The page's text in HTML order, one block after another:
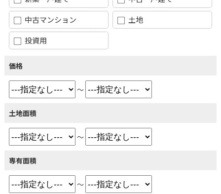
中古マンション
土地
投資用
価格
～
土地面積
～
専有面積
～